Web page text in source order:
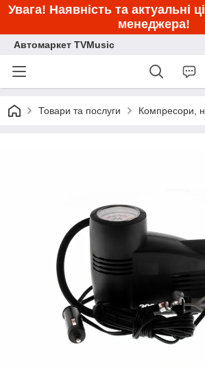
Увага! Наявність та актуальні
менеджера!
Автомаркет TVMusic
Товари та послуги Компресори,